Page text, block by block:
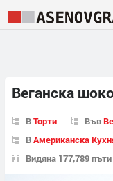
Веганска
ВТорти Във
ВАмериканска
Видяна 177,789 пъти